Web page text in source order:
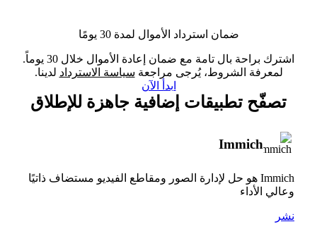
ضمان استرداد الأموال لمدة 30 يومًا
اشترك براحة بال تامة مع ضمان إعادة الأموال خلال 30 يوماً.
لمعرفة الشروط، يُرجى مراجعة سياسة الاسترداد لدينا.
ابدأ الآن
تصفّح تطبيقات إضافية جاهزة للإطلاق
Immich
Immich هو حل لإدارة الصور ومقاطع الفيديو مستضاف ذاتيًا
وعالي الأداء
نشر